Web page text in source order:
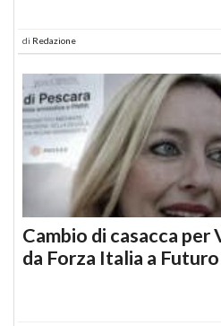
di Redazione
Cambio di casacca
da Forza Italia a